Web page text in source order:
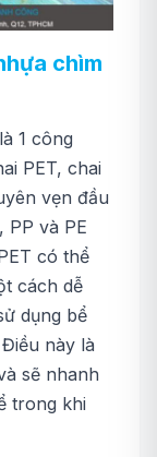
chìm
1 công
PET, chai
vẹn đầu
PP và PE
có thể
cách dễ
dụng bể
này là
sẽ nhanh
trong khi